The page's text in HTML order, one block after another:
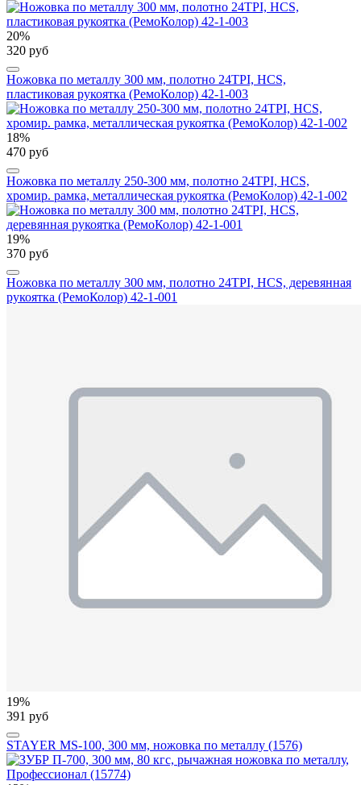
20%
320 руб
Ножовка по металлу 300 мм, полотно 24TPI, HCS,
пластиковая рукоятка (РемоКолор) 42-1-003
18%
470 руб
Ножовка по металлу 250-300 мм, полотно 24TPI, HCS,
хромир. рамка, металлическая рукоятка (РемоКолор) 42-1-002
19%
370 руб
Ножовка по металлу 300 мм, полотно 24TPI, HCS, деревянная
рукоятка (РемоКолор) 42-1-001
19%
391 руб
STAYER MS-100, 300 мм, ножовка по металлу (1576)